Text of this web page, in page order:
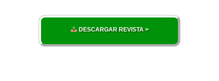
DESCARGAR REVISTA >